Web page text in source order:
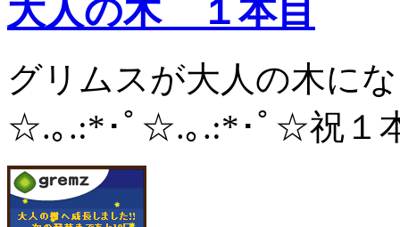
大人の木 １本目
グリムスが大人の木に
☆.｡.:*･ﾟ☆.｡.:*･ﾟ☆祝１